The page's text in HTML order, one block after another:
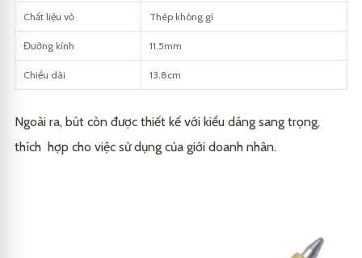
Chất liệu vỏ Thép không gỉ
Đường kính 11.5mm
Chiều dài 13.8cm
Ngoài ra, bút còn được thiết kế với kiểu dáng sang trọng,
thích hợp cho việc sử dụng của giới doanh nhân.